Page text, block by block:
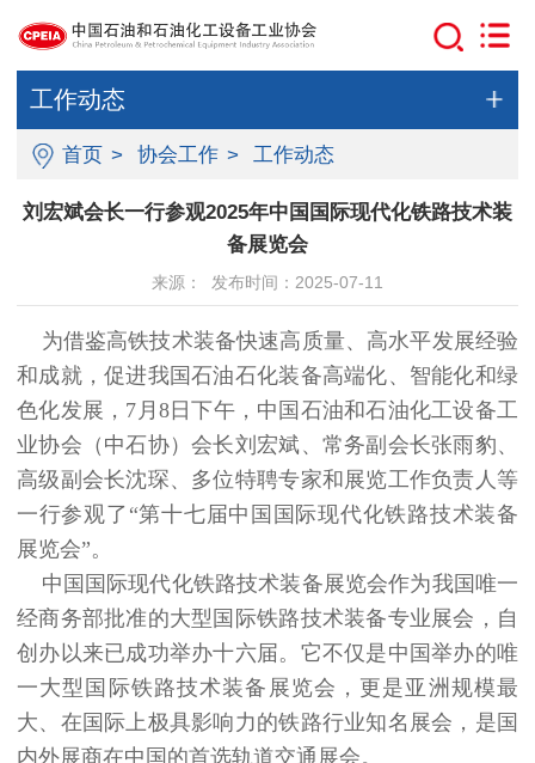
工作动态
首页 > 协会工作 > 工作动态
刘宏斌会长一行参观2025年中国国际现代化铁路技术装
备展览会
来源： 发布时间：2025-07-11
为借鉴高铁技术装备快速高质量、高水平发展经验
和成就，促进我国石油石化装备高端化、智能化和绿
色化发展，7月8日下午，中国石油和石油化工设备工
业协会（中石协）会长刘宏斌、常务副会长张雨豹、
高级副会长沈琛、多位特聘专家和展览工作负责人等
一行参观了“第十七届中国国际现代化铁路技术装备
展览会”。
中国国际现代化铁路技术装备展览会作为我国唯一
经商务部批准的大型国际铁路技术装备专业展会，自
创办以来已成功举办十六届。它不仅是中国举办的唯
一大型国际铁路技术装备展览会，更是亚洲规模最
大、在国际上极具影响力的铁路行业知名展会，是国
内外展商在中国的首选轨道交通展会。